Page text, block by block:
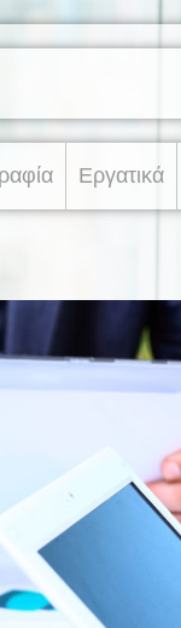
Εργατικά